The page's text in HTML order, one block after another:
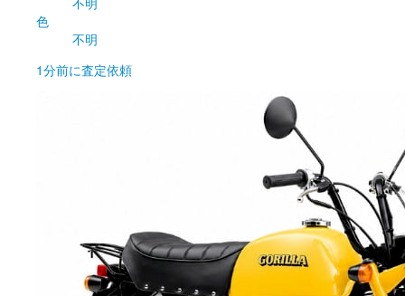
色
不明
1分前に査定依頼